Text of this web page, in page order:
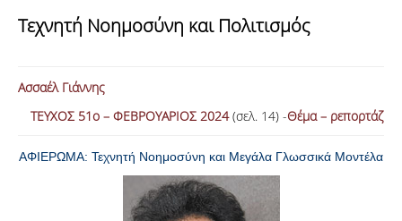
ΚΑΤΗΓΟΡΙΕΣ ΑΡΘΡΩΝ
ΣΥΝΤΑΚΤΙΚΗ ΟΜΑΔΑ
Τεχνητή Νοημοσύνη και Πολιτισμός
Ασσαέλ Γιάννης
ΤΕΥΧΟΣ 51ο – ΦΕΒΡΟΥΑΡΙΟΣ 2024(σελ. 14) -Θέμα – ρεπορτάζ
ΑΦΙΕΡΩΜΑ: Τεχνητή Νοημοσύνη και Μεγάλα Γλωσσικά Μοντέλα